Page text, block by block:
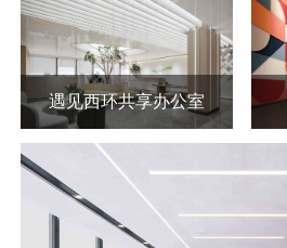
遇见西环共享办公室